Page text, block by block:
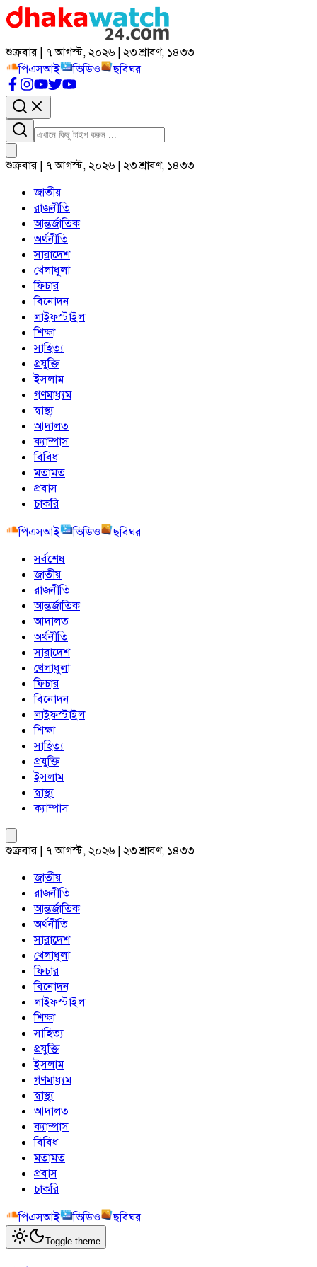
শুক্রবার | ৭ আগস্ট, ২০২৬ | ২৩ শ্রাবণ, ১৪৩৩
পিএসআই
ভিডিও ছবিঘর
শুক্রবার | ৭ আগস্ট, ২০২৬ | ২৩ শ্রাবণ, ১৪৩৩
জাতীয়
রাজনীতি
আন্তর্জাতিক
অর্থনীতি
সারাদেশ
খেলাধুলা
ফিচার
বিনোদন
লাইফস্টাইল
শিক্ষা
সাহিত্য
প্রযুক্তি
ইসলাম
গণমাধ্যম
স্বাস্থ্য
আদালত
ক্যাম্পাস
বিবিধ
মতামত
প্রবাস
চাকরি
পিএসআই
ভিডিও
ছবিঘর
সর্বশেষ
জাতীয়
রাজনীতি
আন্তর্জাতিক
আদালত
অর্থনীতি
সারাদেশ
খেলাধুলা
ফিচার
বিনোদন
লাইফস্টাইল
শিক্ষা
সাহিত্য
প্রযুক্তি
ইসলাম
স্বাস্থ্য
ক্যাম্পাস
শুক্রবার | ৭ আগস্ট, ২০২৬ | ২৩ শ্রাবণ, ১৪৩৩
জাতীয়
রাজনীতি
আন্তর্জাতিক
অর্থনীতি
সারাদেশ
খেলাধুলা
ফিচার
বিনোদন
লাইফস্টাইল
শিক্ষা
সাহিত্য
প্রযুক্তি
ইসলাম
গণমাধ্যম
স্বাস্থ্য
আদালত
ক্যাম্পাস
বিবিধ
মতামত
প্রবাস
চাকরি
পিএসআই
ভিডিও ছবিঘর
Toggle theme